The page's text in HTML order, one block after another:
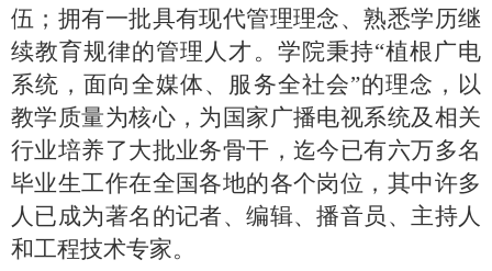
伍；拥有一批具有现代管理理念、熟悉学历继
续教育规律的管理人才。学院秉持“植根广电
系统，面向全媒体、服务全社会”的理念，以
教学质量为核心，为国家广播电视系统及相关
行业培养了大批业务骨干，迄今已有六万多名
毕业生工作在全国各地的各个岗位，其中许多
人已成为著名的记者、编辑、播音员、主持人
和工程技术专家。